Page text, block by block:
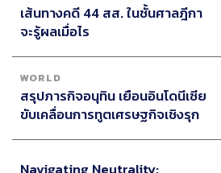
ระหว่างปี 2541-2545
ทั้งนี้ พลเอก ประวิตร วงษ์สุวรรณ เข้
ตำแหน่งผู้บัญชาการทหารบกในการ
ทหารประจำปี 2545 เมื่อได้รับการแ
แม่ทัพภาคที่ 1 ต่อจากพลเอก พรชัย
มาในปี 2546 ได้รับการแต่งตั้งดำรงต
บัญชาการทหารบก ซึ่งเกิดขึ้นยุคทัก
ตำแหน่งนายกรัฐมนตรี
เส้นทางคดี 44 สส. ในชั้นศาลฎีกา
จะรู้ผลเมื่อไร
WORLD
สรุปภารกิจอนุทิน เยือนอินโดนีเซีย
ขับเคลื่อนการทูตเศรษฐกิจเชิงรุก